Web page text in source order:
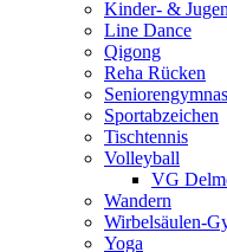
Kinder- &
Line Dance
Qigong
Reha Rücken
Sportabzeichen
Tischtennis
Volleyball
VG
Wandern
Wirbelsäulen-
Yoga